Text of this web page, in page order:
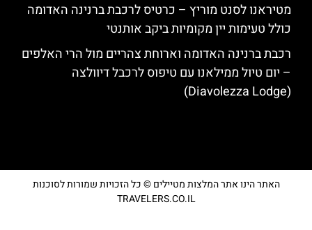
מטיראנו לסנט מוריץ – כרטיס לרכבת ברנינה האדומה
כולל טעימות יין מקומיות ביקב אותנטי
רכבת ברנינה האדומה וארוחת צהריים מול הרי האלפים
– יום טיול ממילאנו עם טיפוס לרכבל דיוולצה
(Diavolezza Lodge)
האתר הינו אתר המלצות מטיילים © כל הזכויות שמורות לסוכנות
TRAVELERS.CO.IL